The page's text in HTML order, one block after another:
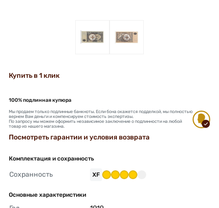
+ +
Купить в 1 клик
100% подлинная купюра
Мы продаем только подлинные банкноты. Если бона окажется подделкой, мы полностью
вернем Вам деньги и компенсируем стоимость экспертизы.
По запросу мы можем оформить независимое заключение о подлинности на любой
товар из нашего магазина.
Посмотреть гарантии и условия возврата
Комплектация и сохранность
Сохранность XF
Основные характеристики